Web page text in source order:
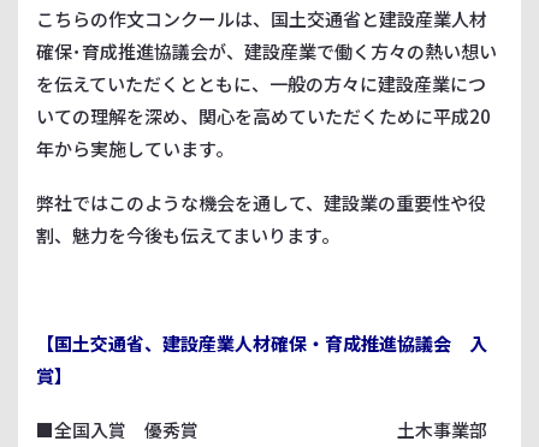
こちらの作文コンクールは、国土交通省と建設産業人材
確保･育成推進協議会が、建設産業で働く方々の熱い想い
を伝えていただくとともに、一般の方々に建設産業につ
いての理解を深め、関心を高めていただくために平成20
年から実施しています。
弊社ではこのような機会を通して、建設業の重要性や役
割、魅力を今後も伝えてまいります。
【国土交通省、建設産業人材確保・育成推進協議会 入
賞】
■全国入賞 優秀賞 土木事業部